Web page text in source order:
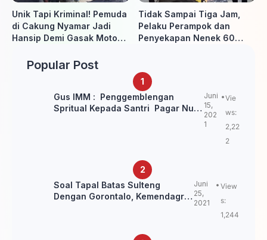
Unik Tapi Kriminal! Pemuda
di Cakung Nyamar Jadi
Hansip Demi Gasak Motor
Tidak Sampai Tiga Jam,
Pelaku Perampok dan
Penyekapan Nenek 60
Popular Post
Gus IMM : Penggemblengan
Spritual Kepada Santri Pagar Nusa
Juni
15,
202
1
Vie
ws:
2,22
2
Soal Tapal Batas Sulteng
Dengan Gorontalo, Kemendagri:
Juni
25,
2021
View
s:
1,244